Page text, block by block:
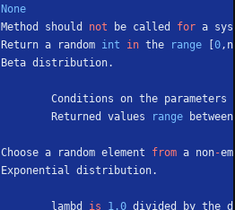
None
Method should not be called for a
Return a random int in the range [0
Beta distribution.
Conditions on the
        Returned values
range
Choose a random element from a non-
Exponential distribution.
        lambd
is 1.0 divided by the